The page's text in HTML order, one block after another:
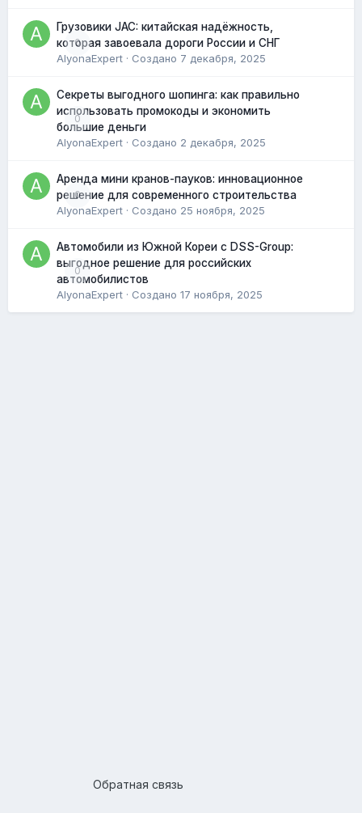
0
Грузовики JAC: китайская надёжность,
которая завоевала дороги России и СНГ
AlyonaExpert · Создано 7 декабря, 2025
0
Секреты выгодного шопинга: как правильно
использовать промокоды и экономить
большие деньги
AlyonaExpert · Создано 2 декабря, 2025
0
Аренда мини кранов-пауков: инновационное
решение для современного строительства
AlyonaExpert · Создано 25 ноября, 2025
0
Автомобили из Южной Кореи с DSS-Group:
выгодное решение для российских
автомобилистов
AlyonaExpert · Создано 17 ноября, 2025
Обратная связь